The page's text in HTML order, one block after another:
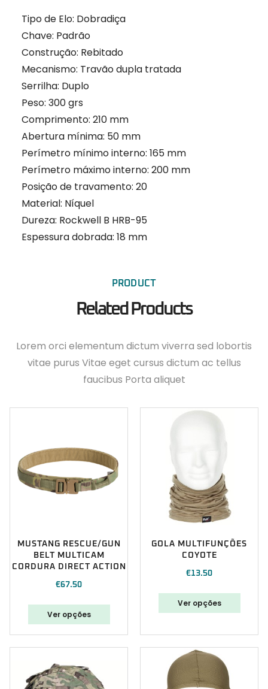
Tipo de Elo: Dobradiça
Chave: Padrão
Construção: Rebitado
Mecanismo: Travão dupla tratada
Serrilha: Duplo
Peso: 300 grs
Comprimento: 210 mm
Abertura mínima: 50 mm
Perímetro mínimo interno: 165 mm
Perímetro máximo interno: 200 mm
Posição de travamento: 20
Material: Níquel
Dureza: Rockwell B HRB-95
Espessura dobrada: 18 mm
PRODUCT
Related Products
Lorem orci elementum dictum viverra sed lobortis
vitae purus Vitae eget cursus dictum ac tellus
faucibus Porta aliquet
MUSTANG RESCUE/GUN
BELT MULTICAM
CORDURA DIRECT ACTION
€67.50
Ver opções
GOLA MULTIFUNÇÕES
COYOTE
€13.50
Ver opções